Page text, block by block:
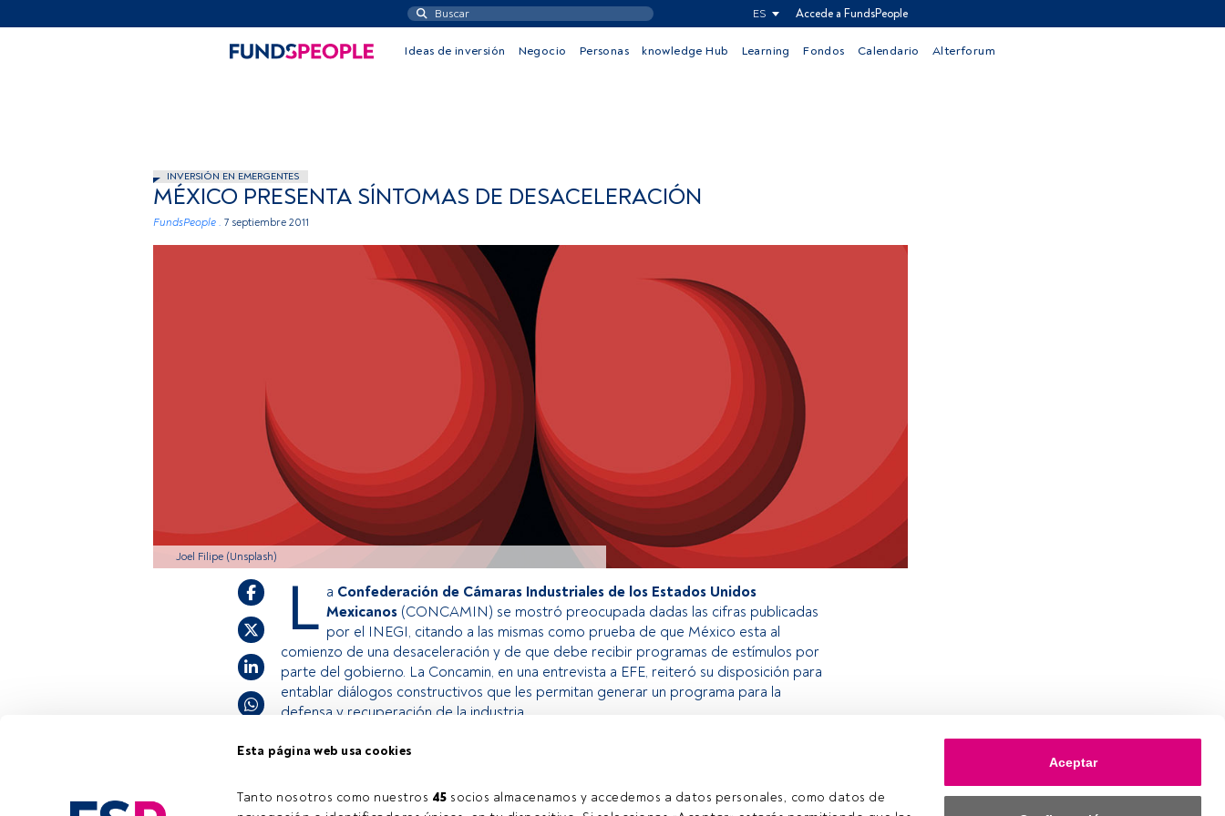
Esta página web usa cookies
Tanto nosotros como nuestros 45 socios almacenamos y accedemos a datos personales, como datos de
Aceptar
ES Accede a FundsPeople
Ideas de inversión Negocio Personas knowledge Hub Learning Fondos Calendario Alterforum
INVERSIÓN EN EMERGENTES
MÉXICO PRESENTA SÍNTOMAS DE DESACELERACIÓN
FundsPeople . 7 septiembre 2011
Joel Filipe (Unsplash)
Tiempo lectura:
L a Confederación de Cámaras Industriales de los Estados Unidos
Mexicanos (CONCAMIN) se mostró preocupada dadas las cifras publicadas
por el INEGI, citando a las mismas como prueba de que México esta al
comienzo de una desaceleración y de que debe recibir programas de estímulos por
parte del gobierno. La Concamin, en una entrevista a EFE, reiteró su disposición para
entablar diálogos constructivos que les permitan generar un programa para la
defensa y recuperación de la industria.
estás registrado, accede desde el botón Login. Si aún no tienes cuenta, te